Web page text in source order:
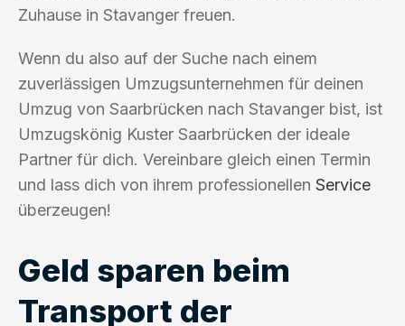
Zuhause in Stavanger freuen.
Wenn du also auf der Suche nach einem
zuverlässigen Umzugsunternehmen für deinen
Umzug von Saarbrücken nach Stavanger bist, ist
Umzugskönig Kuster Saarbrücken der ideale
Partner für dich. Vereinbare gleich einen Termin
und lass dich von ihrem professionellen Service
überzeugen!
Geld sparen beim
Transport der